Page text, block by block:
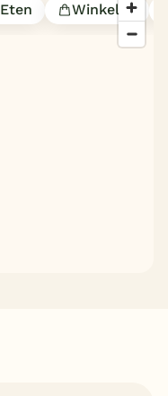
Eten Winkelen